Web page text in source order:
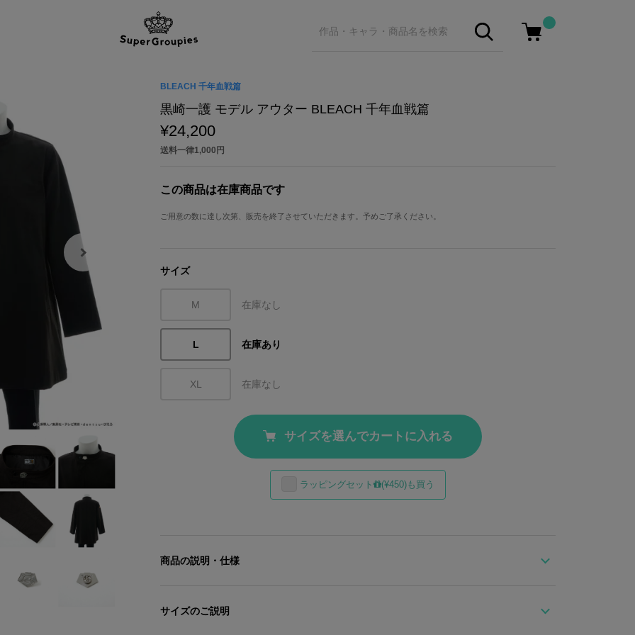
BLEACH 千年血戦篇
黒崎一護 モデル アウター BLEACH 千年血戦篇
¥24,200
送料一律1,000円
この商品は在庫商品です
ご用意の数に達し次第、販売を終了させていただきます。予めご了承ください。
サイズ
M 在庫なし
L 在庫あり
XL 在庫なし
サイズを選んでカートに入れる
ラッピングセット (¥450)も買う
商品の説明・仕様
胸元と左袖には、卍解を思わせるステッチを施し、秘めた力を宿すような佇まいに。
サイズのご説明